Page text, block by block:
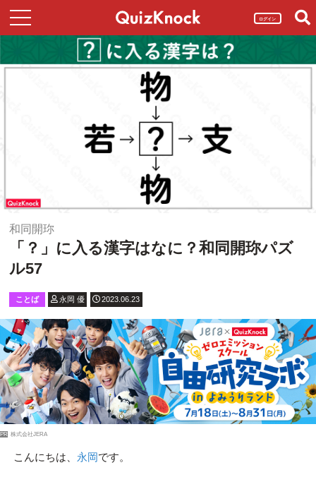
ログイン
和同開珎
「？」に入る漢字はなに？和同開珎パズ
ル57
ことば 永岡 優 2023.06.23
PR 株式会社JERA
こんにちは、 永岡です。